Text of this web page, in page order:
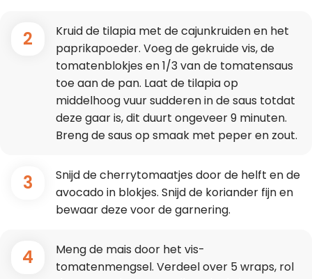
2
Kruid de tilapia met de cajunkruiden en het
paprikapoeder. Voeg de gekruide vis, de
tomatenblokjes en 1/3 van de tomatensaus
toe aan de pan. Laat de tilapia op
middelhoog vuur sudderen in de saus totdat
deze gaar is, dit duurt ongeveer 9 minuten.
Breng de saus op smaak met peper en zout.
3
Snijd de cherrytomaatjes door de helft en de
avocado in blokjes. Snijd de koriander fijn en
bewaar deze voor de garnering.
4
Meng de mais door het vis-
tomatenmengsel. Verdeel over 5 wraps, rol